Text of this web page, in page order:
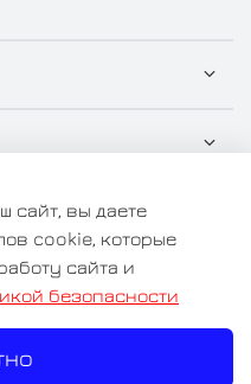
использование
характер и не
сайт, вы даете
cookie, которые
сайта и
безопасности